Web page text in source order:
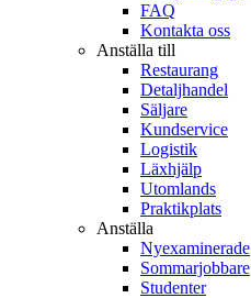
FAQ
Kontakta oss
Anställa till
Restaurang
Detaljhandel
Säljare
Kundservice
Logistik
Läxhjälp
Utomlands
Praktikplats
Anställa
Nyexaminerade
Sommarjobbare
Studenter